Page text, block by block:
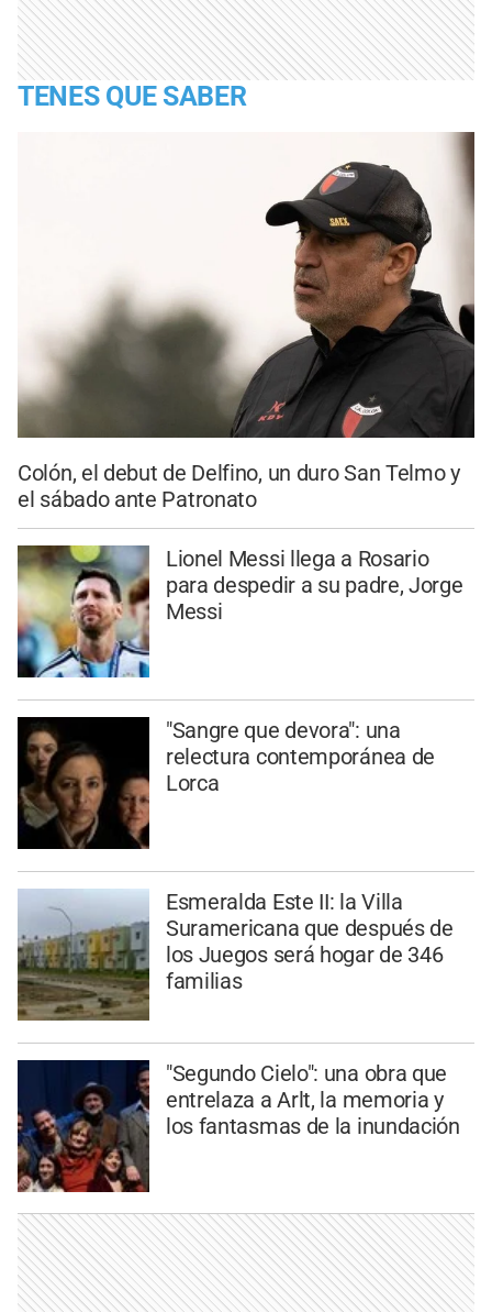
TENES QUE SABER
Colón, el debut de Delfino, un duro San Telmo y
el sábado ante Patronato
Lionel Messi llega a Rosario
para despedir a su padre, Jorge
Messi
"Sangre que devora": una
relectura contemporánea de
Lorca
Esmeralda Este II: la Villa
Suramericana que después de
los Juegos será hogar de 346
familias
"Segundo Cielo": una obra que
entrelaza a Arlt, la memoria y
los fantasmas de la inundación